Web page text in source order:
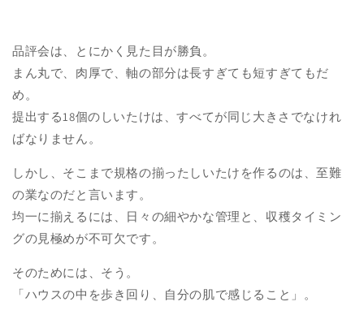
品評会は、とにかく見た目が勝負。
まん丸で、肉厚で、軸の部分は長すぎても短すぎてもだ
め。
提出する18個のしいたけは、すべてが同じ大きさでなけれ
ばなりません。
しかし、そこまで規格の揃ったしいたけを作るのは、至難
の業なのだと言います。
均一に揃えるには、日々の細やかな管理と、収穫タイミン
グの見極めが不可欠です。
そのためには、そう。
「ハウスの中を歩き回り、自分の肌で感じること」。